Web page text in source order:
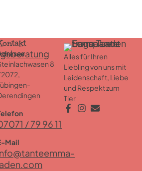
Alles für Ihren
Liebling von uns mit
Leidenschaft, Liebe
und Respekt zum
Tier
8
/ 79 96 11
Mail